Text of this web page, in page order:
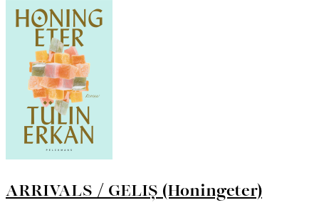
ARRIVALS / GELIȘ (Honingeter)